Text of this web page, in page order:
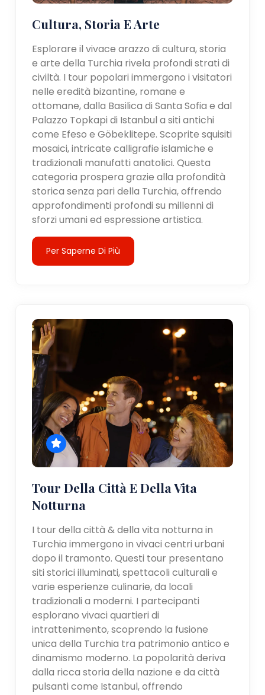
Cultura, Storia E Arte
Esplorare il vivace arazzo di cultura, storia
e arte della Turchia rivela profondi strati di
civiltà. I tour popolari immergono i visitatori
nelle eredità bizantine, romane e
ottomane, dalla Basilica di Santa Sofia e dal
Palazzo Topkapi di Istanbul a siti antichi
come Efeso e Göbeklitepe. Scoprite squisiti
mosaici, intricate calligrafie islamiche e
tradizionali manufatti anatolici. Questa
categoria prospera grazie alla profondità
storica senza pari della Turchia, offrendo
approfondimenti profondi su millenni di
sforzi umani ed espressione artistica.
Per Saperne Di Più
Tour Della Città E Della Vita
Notturna
I tour della città & della vita notturna in
Turchia immergono in vivaci centri urbani
dopo il tramonto. Questi tour presentano
siti storici illuminati, spettacoli culturali e
varie esperienze culinarie, da locali
tradizionali a moderni. I partecipanti
esplorano vivaci quartieri di
intrattenimento, scoprendo la fusione
unica della Turchia tra patrimonio antico e
dinamismo moderno. La popolarità deriva
dalla ricca storia della nazione e da città
pulsanti come Istanbul, offrendo